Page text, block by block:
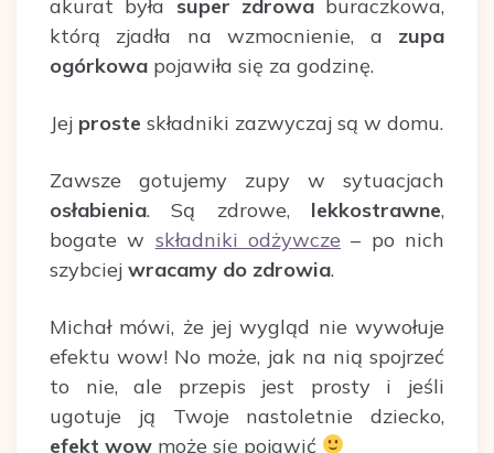
akurat była super zdrowaburaczkowa,
którą zjadła na wzmocnienie, a zupa
ogórkowa pojawiła się za godzinę.
Jej proste składniki zazwyczaj są w domu.
Zawsze gotujemy zupy w sytuacjach
osłabienia. Są zdrowe, lekkostrawne,
bogate w składniki odżywcze – po nich
szybciej wracamy do zdrowia.
Michał mówi, że jej wygląd nie wywołuje
efektu wow! No może, jak na nią spojrzeć
to nie, ale przepis jest prosty i jeśli
ugotuje ją Twoje nastoletnie dziecko,
efekt wow może się pojawić